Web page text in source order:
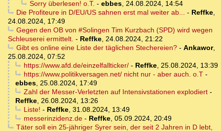
Sorry überlesen! o.T. - ebbes, 24.08.2024, 14:54
Die Profiteure in D/EU/US sahnen erst mal weiter ab... - Reffke,
24.08.2024, 17:49
Gegen den OB von #Solingen Tim Kurzbach (SPD) wird wegen
Schleuserei ermittelt. - Reffke, 24.08.2024, 21:22
Gibt es online eine Liste der täglichen Stechereien?- Ankawor,
25.08.2024, 07:52
https://www.afd.de/einzelfallticker/- Reffke, 25.08.2024, 13:39
https://www.politikversagen.net/ nicht nur - aber auch. o.T-
ebbes, 25.08.2024, 17:49
Zahl der Messer-Verletzten auf Intensivstationen explodiert-
Reffke, 26.08.2024, 13:26
Liste! - Reffke, 31.08.2024, 13:49
messerinzidenz.de- Reffke, 05.09.2024, 20:49
Täter soll ein 25-jähriger Syrer sein, der seit 2 Jahren in D lebt,